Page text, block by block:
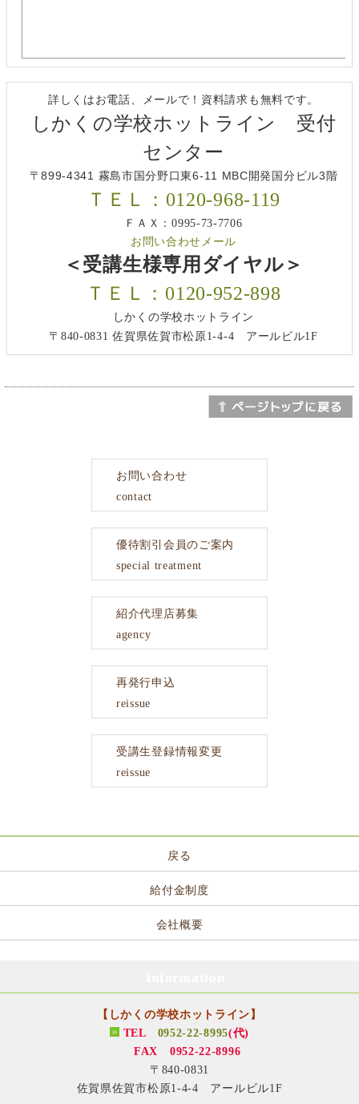
詳しくはお電話、メールで！資料請求も無料です。
しかくの学校ホットライン 受付
センター
〒899-4341 霧島市国分野口東6-11 MBC開発国分ビル3階
ＴＥＬ：0120-968-119
ＦＡＸ：0995-73-7706
お問い合わせメール
＜受講生様専用ダイヤル＞
ＴＥＬ：0120-952-898
しかくの学校ホットライン
〒840-0831 佐賀県佐賀市松原1-4-4 アールビル1F
お問い合わせ
contact
優待割引会員のご案内
special treatment
紹介代理店募集
agency
再発行申込
reissue
受講生登録情報変更
reissue
戻る
給付金制度
会社概要
【しかくの学校ホットライン】
TEL 0952-22-8995(代)
FAX 0952-22-8996
〒840-0831
佐賀県佐賀市松原1-4-4 アールビル1F